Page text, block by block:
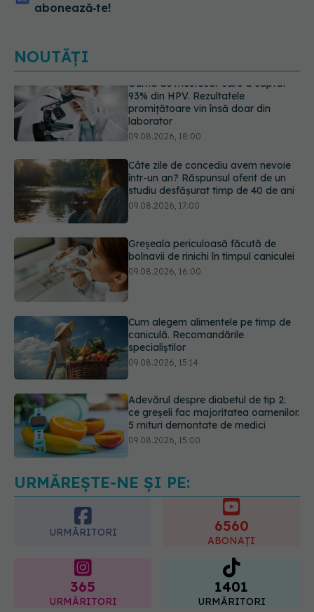
abonează‑te!
NOUTĂȚI
Câte zile de concediu avem nevoie
într-un an? Răspunsul oferit de un
studiu desfășurat timp de 40 de ani
Greșeala periculoasă făcută de
bolnavii de rinichi în timpul caniculei
09.08.2026, 16:00
Cum alegem alimentele pe timp de
caniculă. Recomandările
Adevărul despre diabetul de tip 2:
ce greșeli fac majoritatea oamenilor.
5 mituri demontate de medici
Guma de mestecat care a captat
93% din HPV. Rezultatele
promițătoare vin însă doar din
URMĂREȘTE-NE ȘI PE:
URMĂRITORI 6560
ABONAȚI
365
URMĂRITORI
1401
URMĂRITORI